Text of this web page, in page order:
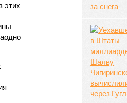
этих